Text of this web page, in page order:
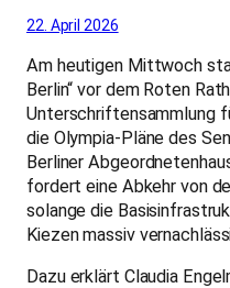
22. April 2026
Am heutigen Mittwoch
Berlin“ vor dem Roten
Unterschriftensammlung
die Olympia-Pläne des
Berliner
fordert eine Abkehr von
solange die
Kiezen massiv
Dazu erklärt Claudia